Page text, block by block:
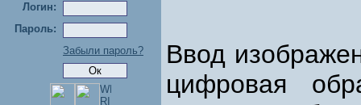
Логин:
Пароль:
Забыли пароль?
Ввод
цифровая